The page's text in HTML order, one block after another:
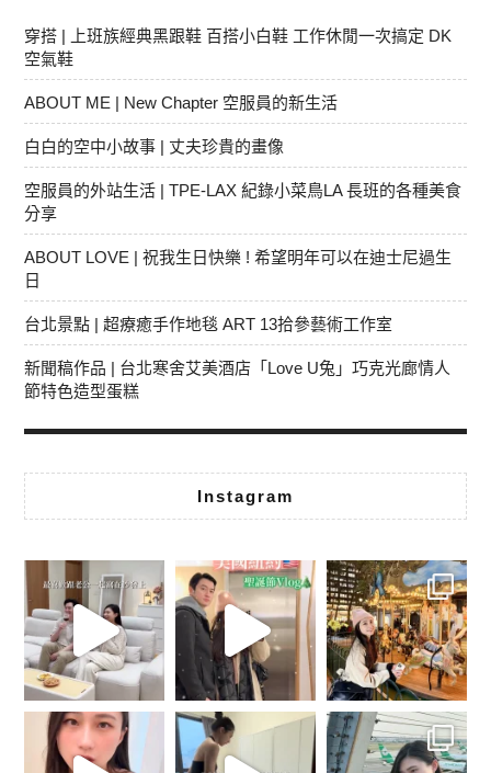
穿搭 | 上班族經典黑跟鞋 百搭小白鞋 工作休閒一次搞定 DK
空氣鞋
ABOUT ME | New Chapter 空服員的新生活
白白的空中小故事 | 丈夫珍貴的畫像
空服員的外站生活 | TPE-LAX 紀錄小菜鳥LA 長班的各種美食
分享
ABOUT LOVE | 祝我生日快樂 ! 希望明年可以在迪士尼過生
日
台北景點 | 超療癒手作地毯 ART 13拾參藝術工作室
新聞稿作品 | 台北寒舍艾美酒店「Love U兔」巧克光廊情人
節特色造型蛋糕
Instagram